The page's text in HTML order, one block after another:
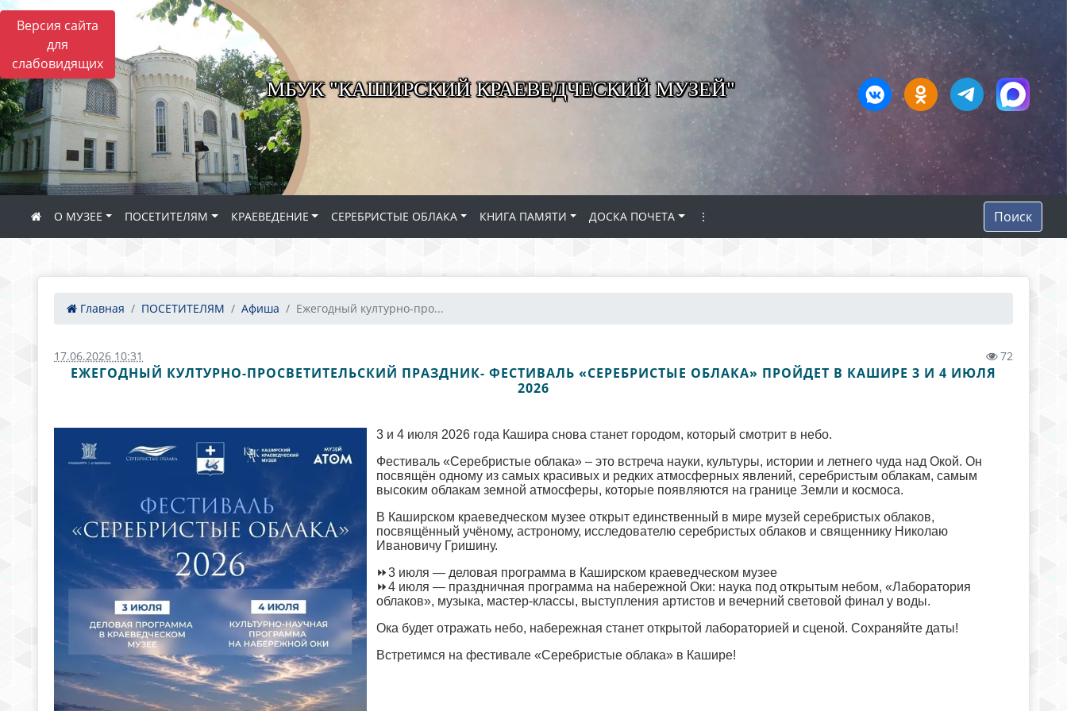
Версия сайта
для
слабовидящих
МБУК "КАШИРСКИЙ КРАЕВЕДЧЕСКИЙ МУЗЕЙ"
О МУЗЕЕ ПОСЕТИТЕЛЯМ КРАЕВЕДЕНИЕ СЕРЕБРИСТЫЕ ОБЛАКА КНИГА ПАМЯТИ ДОСКА ПОЧЕТА ⋮ Поиск
Главная ПОСЕТИТЕЛЯМ Афиша Ежегодный културно-про...
17.06.2026 10:31 72
ЕЖЕГОДНЫЙ КУЛТУРНО-ПРОСВЕТИТЕЛЬСКИЙ ПРАЗДНИК- ФЕСТИВАЛЬ «СЕРЕБРИСТЫЕ ОБЛАКА» ПРОЙДЕТ В КАШИРЕ 3 И 4 ИЮЛЯ
2026
3 и 4 июля 2026 года Кашира снова станет городом, который смотрит в небо.
Фестиваль «Серебристые облака» – это встреча науки, культуры, истории и летнего чуда над Окой. Он
посвящён одному из самых красивых и редких атмосферных явлений, серебристым облакам, самым
высоким облакам земной атмосферы, которые появляются на границе Земли и космоса.
В Каширском краеведческом музее открыт единственный в мире музей серебристых облаков,
посвящённый учёному, астроному, исследователю серебристых облаков и священнику Николаю
Ивановичу Гришину.
⏩3 июля — деловая программа в Каширском краеведческом музее
⏩4 июля — праздничная программа на набережной Оки: наука под открытым небом, «Лаборатория
облаков», музыка, мастер-классы, выступления артистов и вечерний световой финал у воды.
Ока будет отражать небо, набережная станет открытой лабораторией и сценой. Сохраняйте даты!
Встретимся на фестивале «Серебристые облака» в Кашире!